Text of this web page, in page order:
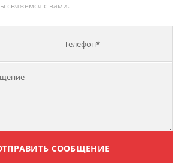
свяжемся с вами.
Телефон*
СООБЩЕНИЕ